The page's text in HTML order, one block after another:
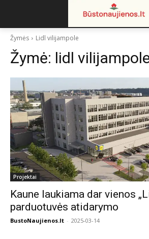
Žymės Lidl vilijampole
Žymė: lidl
Projektai
Kaune laukiama dar vienos
parduotuvės atidarymo
BustoNaujienos.lt - 2025-03-14